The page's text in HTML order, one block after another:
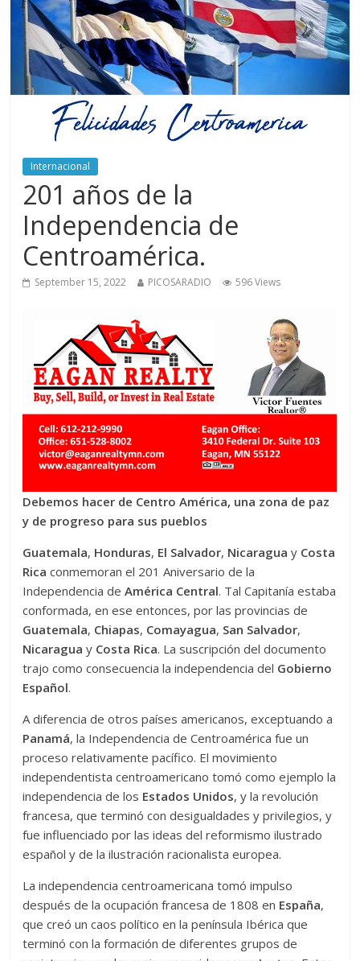
Internacional
201 años de la
Independencia de
Centroamérica.
September 15, 2022 PICOSARADIO 596 Views
Debemos hacer de Centro América, una zona de paz
y de progreso para sus pueblos
Guatemala, Honduras, El Salvador, Nicaragua y Costa
Rica conmemoran el 201 Aniversario de la
Independencia deAmérica Central. Tal Capitanía estaba
conformada, en ese entonces, por las provincias de
Guatemala, Chiapas, Comayagua, San Salvador,
Nicaragua y Costa Rica. La suscripción del documento
trajo como consecuencia la independencia del Gobierno
Español.
A diferencia de otros países americanos, exceptuando a
Panamá, la Independencia de Centroamérica fue un
proceso relativamente pacífico. El movimiento
independentista centroamericano tomó como ejemplo la
independencia de los Estados Unidos, y la revolución
francesa, que terminó con desigualdades y privilegios, y
fue influenciado por las ideas del reformismo ilustrado
español y de la ilustración racionalista europea.
La independencia centroamericana tomó impulso
después de la ocupación francesa de 1808 en España,
que creó un caos político en la península Ibérica que
terminó con la formación de diferentes grupos de